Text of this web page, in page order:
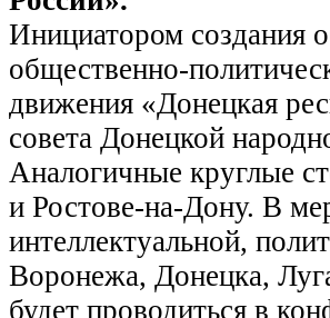
Инициатором создания
общественно-
движения «Донецкая
совета Донецкой
Аналогичные круглые
и Ростове-на-Дону. В
интеллектуальной,
Воронежа, Донецка,
будет проводиться в